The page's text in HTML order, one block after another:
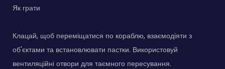
Як грати
Клацай, щоб переміщатися по кораблю, взаємодіяти з
об'єктами та встановлювати пастки. Використовуй
вентиляційні отвори для таємного пересування.